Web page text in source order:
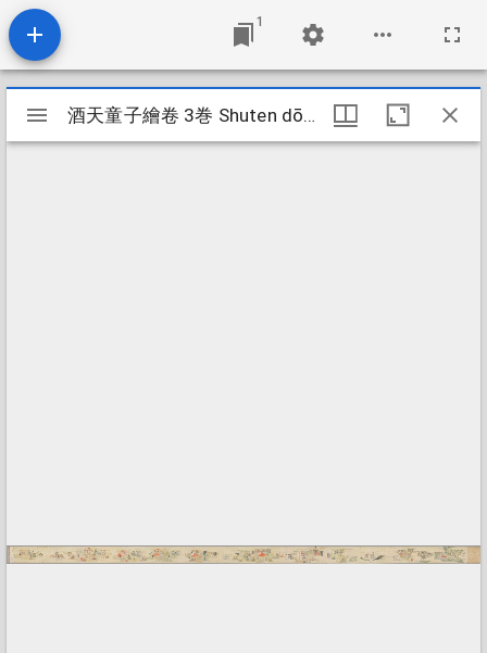
1
Mirador
viewer
酒天童子繪卷 3巻 Shuten dōji emaki 3kan
酒天童子繪卷 3巻 Shuten dōji emaki 3kan